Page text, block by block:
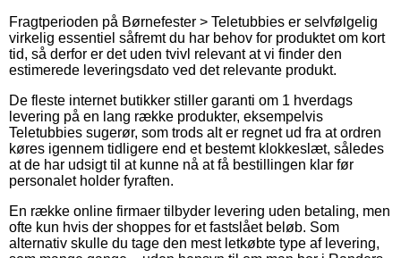
Fragtperioden på Børnefester > Teletubbies er selvfølgelig
virkelig essentiel såfremt du har behov for produktet om kort
tid, så derfor er det uden tvivl relevant at vi finder den
estimerede leveringsdato ved det relevante produkt.
De fleste internet butikker stiller garanti om 1 hverdags
levering på en lang række produkter, eksempelvis
Teletubbies sugerør, som trods alt er regnet ud fra at ordren
køres igennem tidligere end et bestemt klokkeslæt, således
at de har udsigt til at kunne nå at få bestillingen klar før
personalet holder fyraften.
En række online firmaer tilbyder levering uden betaling, men
ofte kun hvis der shoppes for et fastslået beløb. Som
alternativ skulle du tage den mest letkøbte type af levering,